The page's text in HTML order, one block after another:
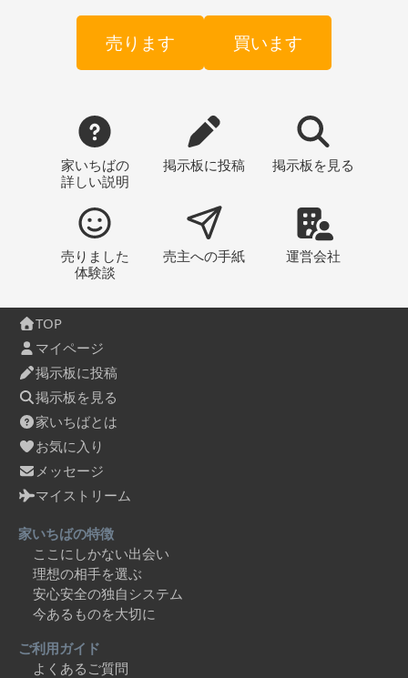
売ります 買います
家いちばの
詳しい説明
掲示板に投稿 掲示板 を見る
売りました
体験談
売主への手紙 運営会社
TOP
マイページ
掲示板に投稿
掲示板を見る
家いちばとは
お気に入り
メッセージ
マイストリーム
家いちばの特徴
ここにしかない出会い
理想の相手を選ぶ
安心安全の独自システム
今あるものを大切に
ご利用ガイド
よくあるご質問